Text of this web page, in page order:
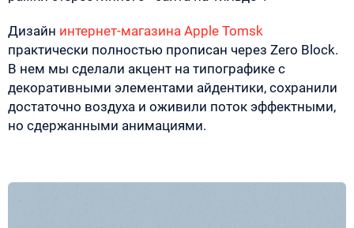
Дизайн интернет-магазина Apple Tomsk
практически полностью прописан через Zero Block.
В нем мы сделали акцент на типографике с
декоративными элементами айдентики, сохранили
достаточно воздуха и оживили поток эффектными,
но сдержанными анимациями.